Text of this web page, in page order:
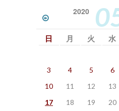
2020
日
月 火 水
3
4 5 6
10
11 12 13
17
18 19 20